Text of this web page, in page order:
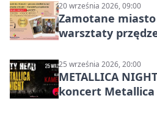
20 września 2026, 09:00
Zamotane
warsztaty
25 września 2026, 20:00
METALLICA
koncert Metallica